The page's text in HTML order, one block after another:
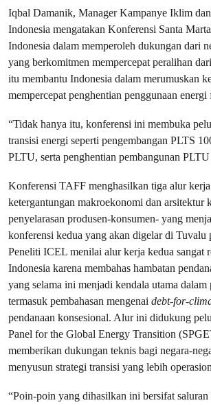
Iqbal Damanik, Manager Kampanye Iklim
Indonesia mengatakan Konferensi Santa
Indonesia dalam memperoleh dukungan dari
yang berkomitmen mempercepat peralihan
itu membantu Indonesia dalam merumuskan
mempercepat penghentian penggunaan energi
“Tidak hanya itu, konferensi ini membuka
transisi energi seperti pengembangan PLTS
PLTU, serta penghentian pembangunan
Konferensi TAFF menghasilkan tiga alur
ketergantungan makroekonomi dan arsitektur
penyelarasan produsen-konsumen- yang
konferensi kedua yang akan digelar di Tuvalu
Peneliti ICEL menilai alur kerja kedua sangat
Indonesia karena membahas hambatan
yang selama ini menjadi kendala utama
termasuk pembahasan mengenai debt-for-
pendanaan konsesional. Alur ini didukung
Panel for the Global Energy Transition
memberikan dukungan teknis bagi negara-
menyusun strategi transisi yang lebih
“Poin-poin yang dihasilkan ini bersifat saluran